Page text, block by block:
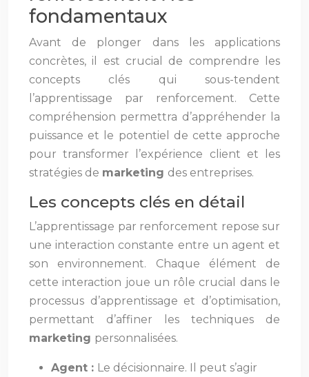
fondamentaux
Avant de plonger dans les applications
concrètes, il est crucial de comprendre les
concepts clés qui sous-tendent
l’apprentissage par renforcement. Cette
compréhension permettra d’appréhender la
puissance et le potentiel de cette approche
pour transformer l’expérience client et les
stratégies de marketing des entreprises.
Les concepts clés en détail
L’apprentissage par renforcement repose sur
une interaction constante entre un agent et
son environnement. Chaque élément de
cette interaction joue un rôle crucial dans le
processus d’apprentissage et d’optimisation,
permettant d’affiner les techniques de
marketing personnalisées.
Agent : Le décisionnaire. Il peut s’agir